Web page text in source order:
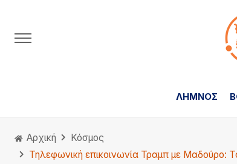
ΛΗΜΝΟΣ
Αρχική
Κόσμος
Τηλεφωνική επικοινωνία Τραμπ με Μαδούρο: